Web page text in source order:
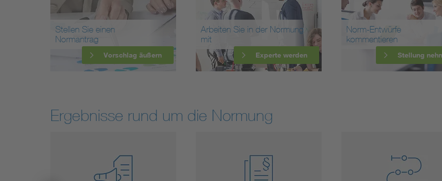
Stellen Sie einen
Normantrag
Vorschlag äußern
Arbeiten Sie in der Normung
mit
Experte werden
Norm-Entwürfe
kommentieren
Stellung
Ergebnisse rund um die Normung